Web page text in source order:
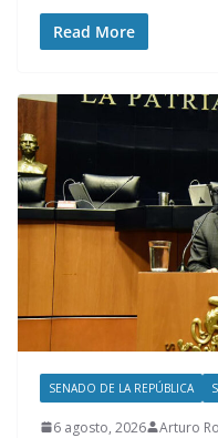
Read More
SENADO DE LA REPÚBLICA
6 agosto, 2026 Arturo